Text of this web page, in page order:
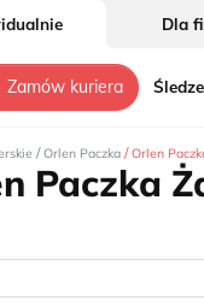
Dla
Zamów kuriera
/ Orlen Paczka / Orlen
Paczka